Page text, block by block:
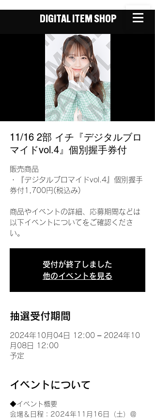
DIGITAL ITEM SHOP
11/16 2部 イチ『デジタルブロ
マイドvol.4』個別握手券付
販売商品
・『デジタルブロマイドvol.4』個別握手
券付1,700円(税込み)
商品やイベントの詳細、応募期間などは
以下イベントについてをご確認くださ
い。
受付が終了しました
他のイベントを見る
抽選受付期間
2024年10月04日 12:00 – 2024年10
月08日 12:00
予定
イベントについて
◆イベント概要
会場＆日程：2024年11月16日（土）＠